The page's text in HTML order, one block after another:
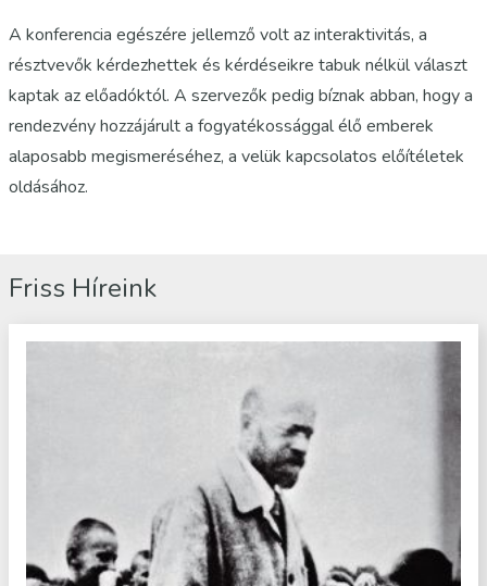
A konferencia egészére jellemző volt az interaktivitás, a
résztvevők kérdezhettek és kérdéseikre tabuk nélkül választ
kaptak az előadóktól. A szervezők pedig bíznak abban, hogy a
rendezvény hozzájárult a fogyatékossággal élő emberek
alaposabb megismeréséhez, a velük kapcsolatos előítéletek
oldásához.
Friss Híreink